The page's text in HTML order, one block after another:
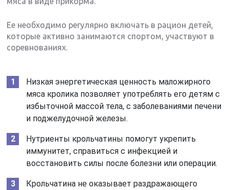
Ее необходимо регулярно включать в рацион детей,
которые активно занимаются спортом, участвуют в
соревнованиях.
Низкая энергетическая ценность маложирного
мяса кролика позволяет употреблять его детям с
избыточной массой тела, с заболеваниями печени
и поджелудочной железы.
Нутриенты крольчатины помогут укрепить
иммунитет, справиться с инфекцией и
восстановить силы после болезни или операции.
Крольчатина не оказывает раздражающего